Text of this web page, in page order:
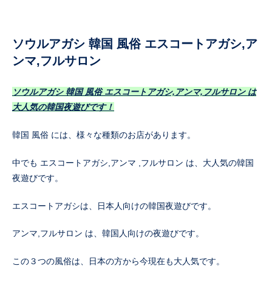
ソウルアガシ 韓国 風俗 エスコートアガシ,ア
ンマ,フルサロン
ソウルアガシ 韓国 風俗 エスコートアガシ,アンマ,フルサロン は
大人気の韓国夜遊びです！
韓国 風俗 には、様々な種類のお店があります。
中でも エスコートアガシ,アンマ ,フルサロン は、大人気の韓国
夜遊びです。
エスコートアガシは、日本人向けの韓国夜遊びです。
アンマ,フルサロン は、韓国人向けの夜遊びです。
この３つの風俗は、日本の方から今現在も大人気です。